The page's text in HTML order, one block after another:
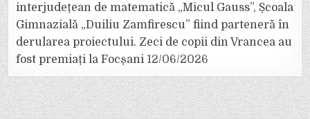
interjudețean de matematică „Micul Gauss”, Școala
Gimnazială „Duiliu Zamfirescu” fiind parteneră în
derularea proiectului. Zeci de copii din Vrancea au
fost premiați la Focșani 12/06/2026